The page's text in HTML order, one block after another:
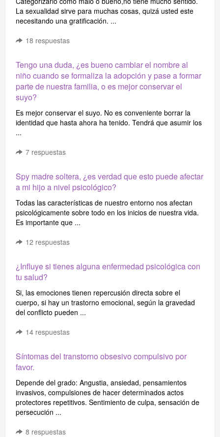
La sexualidad sirve para muchas cosas, quizá usted este
necesitando una gratificación. ...
18 respuestas
Tengo una duda, ¿es bueno cambiar el nombre al
niño cuando se formaliza la adopción y pase a formar
parte de nuestra familia, o es mejor conservar el
suyo?
Es mejor conservar el suyo. No es conveniente borrar la
identidad que hasta ahora ha tenido. Tendrá que asumir los
...
7 respuestas
Spy madre soltera, ¿es verdad que esto puede afectar
a mi hijo a nivel psicológico?
Todas las características de nuestro entorno nos afectan
psicológicamente sobre todo en los inicios de nuestra vida.
Es importante que ...
12 respuestas
¿Influye si tienes alguna enfermedad psicológica con
tu salud?
Si, las emociones tienen repercusión directa sobre el
cuerpo, si hay un trastorno emocional, según la gravedad
del conflicto pueden ...
14 respuestas
Síntomas del transtorno obsesivo compulsivo por
favor.
Depende del grado: Angustia, ansiedad, pensamientos
invasivos, compulsiones de hacer determinados actos
protectores repetitivos. Sentimiento de culpa, sensación de
persecución ...
8 respuestas